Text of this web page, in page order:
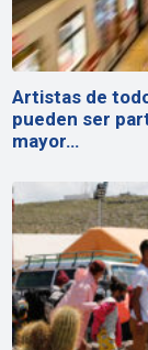
Artistas de
pueden ser
mayor…